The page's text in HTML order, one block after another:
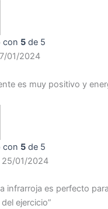
con 5de 5
01/2024
es muy positivo y
con 5de 5
25/01/2024
infrarroja es perfecto
ejercicio”